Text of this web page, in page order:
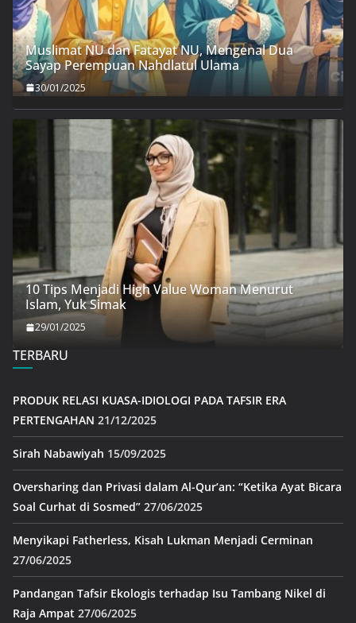
Muslimat NU dan Fatayat NU, Mengenal Dua
Sayap Perempuan Nahdlatul Ulama
30/01/2025
10 Tips Menjadi High Value Woman Menurut
Islam, Yuk Simak
29/01/2025
TERBARU
PRODUK RELASI KUASA-IDIOLOGI PADA TAFSIR ERA
PERTENGAHAN 21/12/2025
Sirah Nabawiyah 15/09/2025
Oversharing dan Privasi dalam Al-Qur’an: “Ketika Ayat Bicara
Soal Curhat di Sosmed” 27/06/2025
Menyikapi Fatherless, Kisah Lukman Menjadi Cerminan
27/06/2025
Pandangan Tafsir Ekologis terhadap Isu Tambang Nikel di
Raja Ampat 27/06/2025